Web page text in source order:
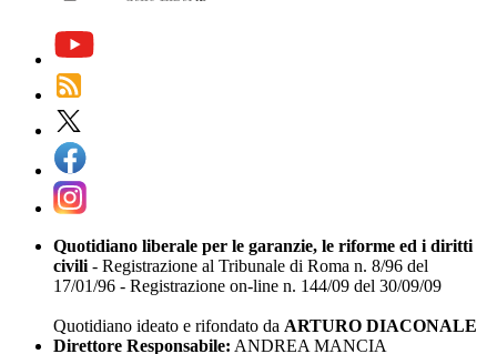
Quotidiano liberale per le garanzie, le riforme ed i diritti
civili - Registrazione al Tribunale di Roma n. 8/96 del
17/01/96 - Registrazione on-line n. 144/09 del 30/09/09
Quotidiano ideato e rifondato da ARTURO DIACONALE
Direttore Responsabile: ANDREA MANCIA